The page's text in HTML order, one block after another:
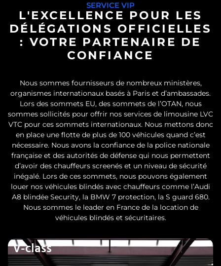
SERVICE VIP
L'EXCELLENCE POUR LES
DÉLÉGATIONS OFFICIELLES
: VOTRE PARTENAIRE DE
CONFIANCE
Nous sommes fournisseurs de nombreux ministères,
organismes internationaux basés à Paris et d’ambassades.
Lors des sommets EU, des sommets de l’OTAN, nous
sommes sollicités pour offrir nos services de limousine LVC
VTC pour ces sommets internationaux. Nous mettons donc
en place une flotte de plus de 100 véhicules quand c’est
nécessaire. Nous avons la confiance de la police nationale
française et des autorités de défense qui nous permettent
d’avoir des chauffeurs screenés et un niveau de sécurité
inégalé. Lors de ces sommets, nous pouvons également
louer nos véhicules blindés avec chauffeurs comme l’Audi
A8 blindée Security, la BMW 7 protection, la S guard 680.
Nous sommes le leader en France de la location de
véhicules blindés et sécuritaires.
V-class